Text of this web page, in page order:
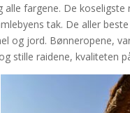
alle fargene. De
tak. De aller
og jord. Bønneropene,
stille raidene, kvaliteten